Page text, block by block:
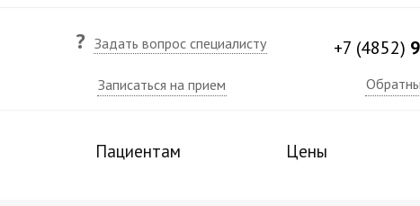
? Задать вопрос специалисту
Записаться на прием
+7 (4852)
Пациентам Цены